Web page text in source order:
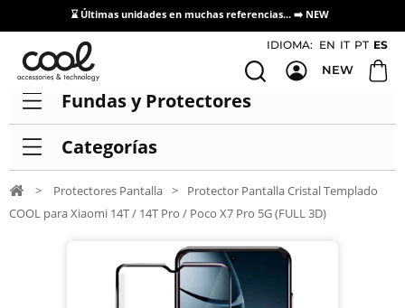
⌛ Últimas unidades en muchas referencias... ➡️ NEW
Acceso / Registro Distribuidores
IDIOMA: EN IT PT ES
NEW
Fundas y Protectores
Categorías
> Protectores Pantalla >
Protector Pantalla Cristal Templado
COOL para Xiaomi 14T / 14T Pro / Poco X7 Pro 5G (FULL 3D)